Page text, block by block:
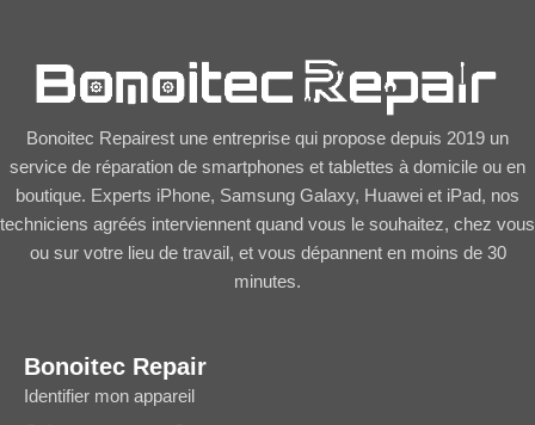
Bonoitec Repairest une entreprise qui propose depuis 2019 un
service de réparation de smartphones et tablettes à domicile ou en
boutique. Experts iPhone, Samsung Galaxy, Huawei et iPad, nos
techniciens agréés interviennent quand vous le souhaitez, chez vous
ou sur votre lieu de travail, et vous dépannent en moins de 30
minutes.
Bonoitec Repair
Identifier mon appareil